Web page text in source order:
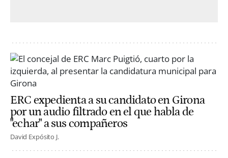
ERC expedienta a su candidato en Girona
por un audio filtrado en el que habla de
"echar" a sus compañeros
David Expósito J.